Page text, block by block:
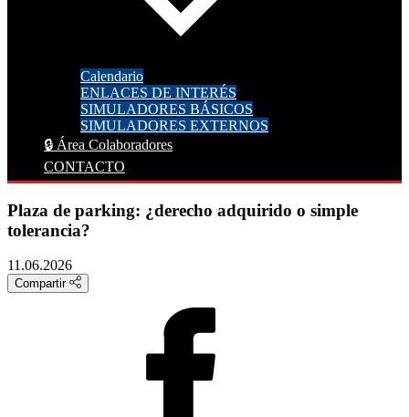
Calendario
ENLACES DE INTERÉS
SIMULADORES BÁSICOS
SIMULADORES EXTERNOS
🔒 Área Colaboradores
CONTACTO
Plaza de parking: ¿derecho adquirido o simple
tolerancia?
11.06.2026
Compartir